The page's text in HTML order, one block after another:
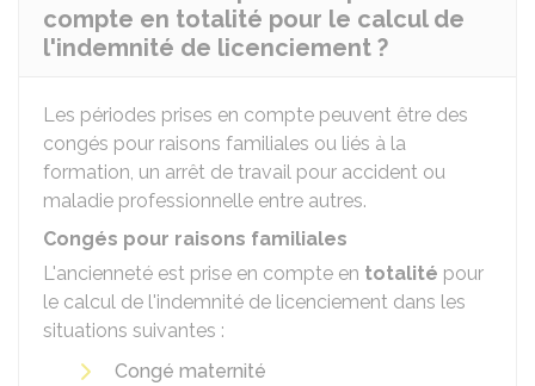
compte en totalité pour le calcul de
l'indemnité de licenciement ?
Les périodes prises en compte peuvent être des
congés pour raisons familiales ou liés à la
formation, un arrêt de travail pour accident ou
maladie professionnelle entre autres.
Congés pour raisons familiales
L'ancienneté est prise en compte en totalité pour
le calcul de l'indemnité de licenciement dans les
situations suivantes :
Congé maternité